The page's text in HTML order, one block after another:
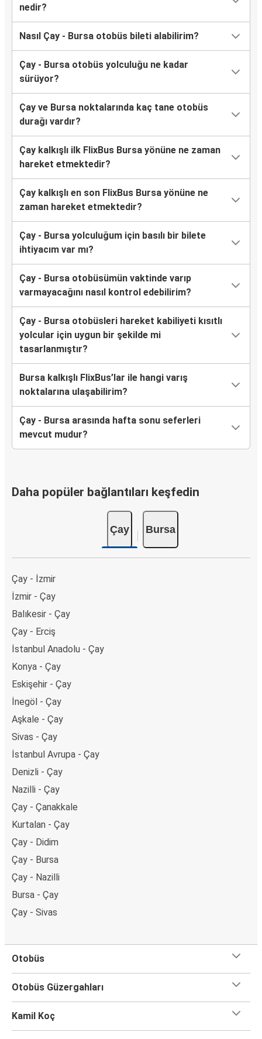
nedir?
Nasıl Çay - Bursa otobüs bileti alabilirim?
Çay - Bursa otobüs yolculuğu ne kadar
sürüyor?
Çay ve Bursa noktalarında kaç tane otobüs
durağı vardır?
Çay kalkışlı ilk FlixBus Bursa yönüne ne zaman
hareket etmektedir?
Çay kalkışlı en son FlixBus Bursa yönüne ne
zaman hareket etmektedir?
Çay - Bursa yolculuğum için basılı bir bilete
ihtiyacım var mı?
Çay - Bursa otobüsümün vaktinde varıp
varmayacağını nasıl kontrol edebilirim?
Çay - Bursa otobüsleri hareket kabiliyeti kısıtlı
yolcular için uygun bir şekilde mi
tasarlanmıştır?
Bursa kalkışlı FlixBus’lar ile hangi varış
noktalarına ulaşabilirim?
Çay - Bursa arasında hafta sonu seferleri
mevcut mudur?
Daha popüler bağlantıları keşfedin
Çay Bursa
Çay - İzmir
İzmir - Çay
Balıkesir - Çay
Çay - Erciş
İstanbul Anadolu - Çay
Konya - Çay
Eskişehir - Çay
İnegöl - Çay
Aşkale - Çay
Sivas - Çay
İstanbul Avrupa - Çay
Denizli - Çay
Nazilli - Çay
Çay - Çanakkale
Kurtalan - Çay
Çay - Didim
Çay - Bursa
Çay - Nazilli
Bursa - Çay
Çay - Sivas
Otobüs
Otobüs Güzergahları
Kamil Koç